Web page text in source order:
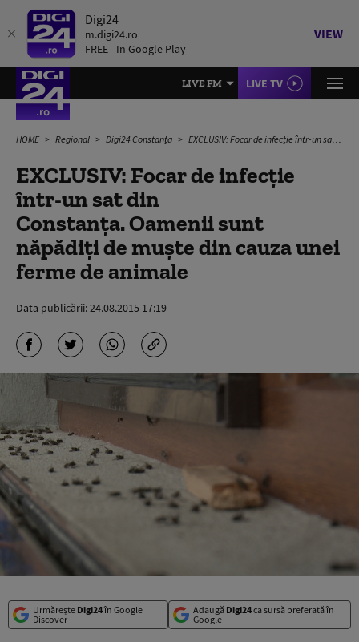
Digi24
m.digi24.ro
FREE - In Google Play
VIEW
LIVE FM LIVE TV
HOME Regional Digi24 Constanța EXCLUSIV: Focar de infecţie într-un sat din Constanţa. Oamenii sunt năpădiţi de muşte din cauza unei ferme de animale
EXCLUSIV: Focar de infecţie
într-un sat din
Constanţa. Oamenii sunt
năpădiţi de muşte din cauza unei
ferme de animale
Data publicării:24.08.2015 17:19
Urmărește Digi24în Google
Discover
Adaugă Digi24ca sursă preferată în
Google